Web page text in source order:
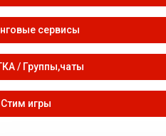
сервисы
/ Группы,чаты
игры